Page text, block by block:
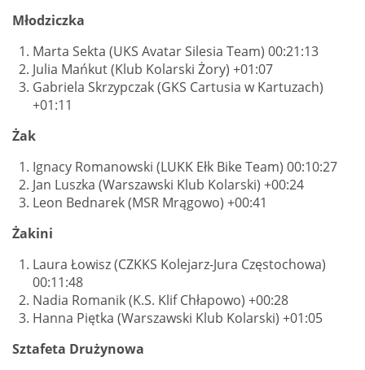
Młodziczka
Marta Sekta (UKS Avatar Silesia Team) 00:21:13
Julia Mańkut (Klub Kolarski Żory) +01:07
Gabriela Skrzypczak (GKS Cartusia w Kartuzach)
+01:11
Żak
Ignacy Romanowski (LUKK Ełk Bike Team) 00:10:27
Jan Luszka (Warszawski Klub Kolarski) +00:24
Leon Bednarek (MSR Mrągowo) +00:41
Żakini
Laura Łowisz (CZKKS Kolejarz-Jura Częstochowa)
00:11:48
Nadia Romanik (K.S. Klif Chłapowo) +00:28
Hanna Piętka (Warszawski Klub Kolarski) +01:05
Sztafeta Drużynowa